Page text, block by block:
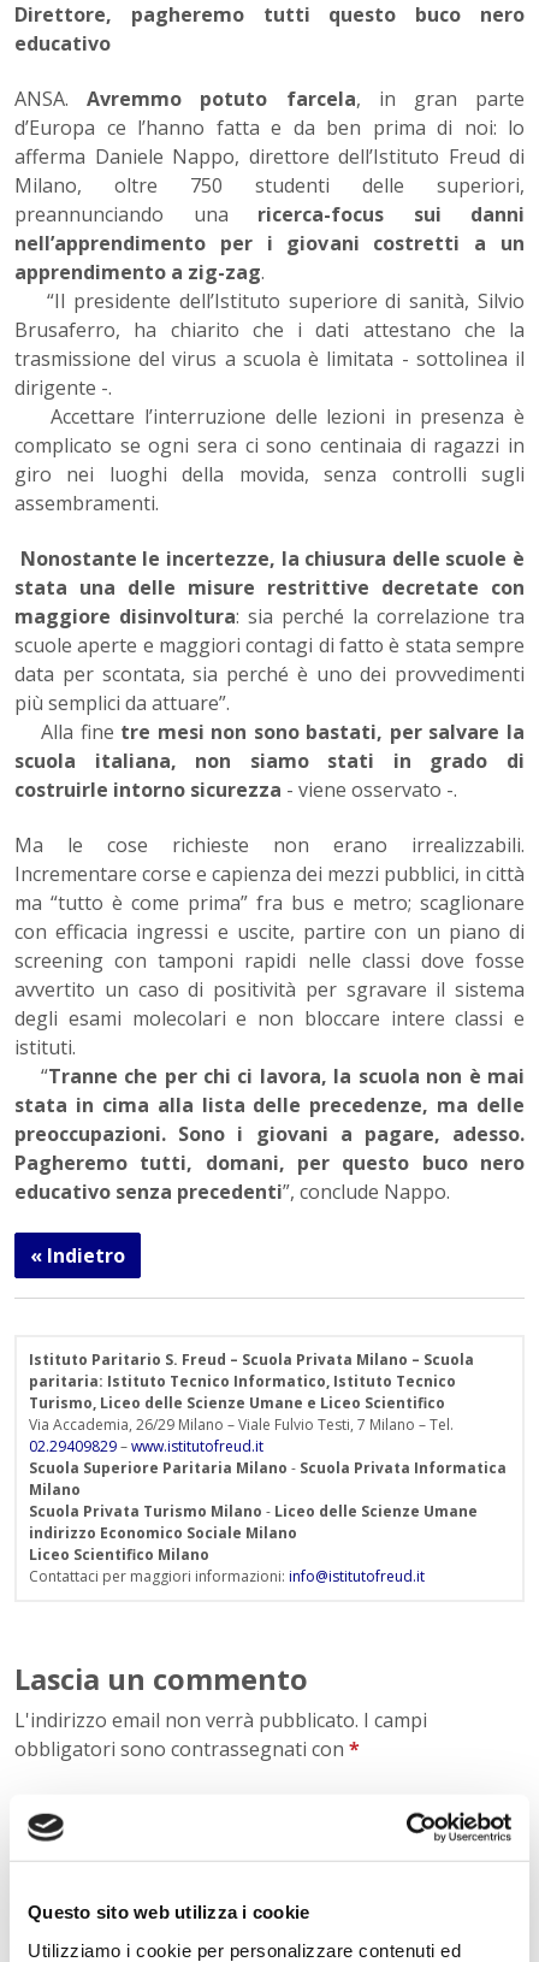
Questo sito web utilizza i cookie
Utilizziamo i cookie per personalizzare contenuti ed
Direttore, pagheremo tutti questo buco nero
educativo
ANSA.Avremmo potuto farcela, in gran parte
d’Europa ce l’hanno fatta e da ben prima di noi: lo
afferma Daniele Nappo, direttore dell’Istituto Freud di
Milano, oltre 750 studenti delle superiori,
preannunciando una ricerca-focus sui danni
nell’apprendimento per i giovani costretti a un
apprendimento a zig-zag.
“Il presidente dell’Istituto superiore di sanità, Silvio
Brusaferro, ha chiarito che i dati attestano che la
trasmissione del virus a scuola è limitata - sottolinea il
dirigente -.
Accettare l’interruzione delle lezioni in presenza è
complicato se ogni sera ci sono centinaia di ragazzi in
giro nei luoghi della movida, senza controlli sugli
assembramenti.
Nonostante le incertezze, la chiusura delle scuole è
stata una delle misure restrittive decretate con
maggiore disinvoltura: sia perché la correlazione tra
scuole aperte e maggiori contagi di fatto è stata sempre
data per scontata, sia perché è uno dei provvedimenti
più semplici da attuare”.
Alla fine tre mesi non sono bastati, per salvare la
scuola italiana, non siamo stati in grado di
costruirle intorno sicurezza - viene osservato -.
Ma le cose richieste non erano irrealizzabili.
Incrementare corse e capienza dei mezzi pubblici, in città
ma “tutto è come prima” fra bus e metro; scaglionare
con efficacia ingressi e uscite, partire con un piano di
screening con tamponi rapidi nelle classi dove fosse
avvertito un caso di positività per sgravare il sistema
degli esami molecolari e non bloccare intere classi e
istituti.
“Tranne che per chi ci lavora, la scuola non è mai
stata in cima alla lista delle precedenze, ma delle
preoccupazioni. Sono i giovani a pagare, adesso.
Pagheremo tutti, domani, per questo buco nero
educativo senza precedenti”, conclude Nappo.
« Indietro
Istituto Paritario S. Freud – Scuola Privata Milano – Scuola
paritaria: Istituto Tecnico Informatico, Istituto Tecnico
Turismo, Liceo delle Scienze Umane e Liceo Scientifico
Via Accademia, 26/29 Milano – Viale Fulvio Testi, 7 Milano – Tel.
02.29409829–www.istitutofreud.it
Scuola Superiore Paritaria Milano - Scuola Privata Informatica
Milano
Scuola Privata Turismo Milano - Liceo delle Scienze Umane
indirizzo Economico Sociale Milano
Liceo Scientifico Milano
Contattaci per maggiori informazioni: info@istitutofreud.it
Lascia un commento
L'indirizzo email non verrà pubblicato. I campi
obbligatori sono contrassegnati con *
E-mail*